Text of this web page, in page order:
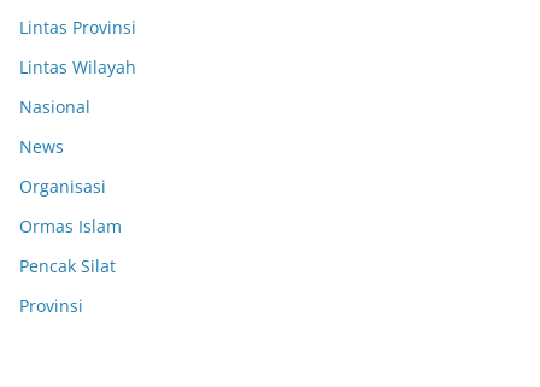
Lintas Provinsi
Lintas Wilayah
Nasional
News
Organisasi
Ormas Islam
Pencak Silat
Provinsi